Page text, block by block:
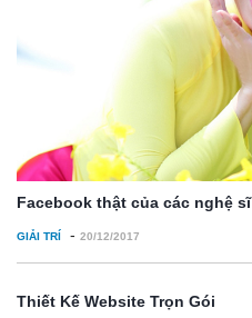
Facebook thật của các nghệ
GIẢI TRÍ - 20/12/2017
Thiết Kế Website Trọn Gói